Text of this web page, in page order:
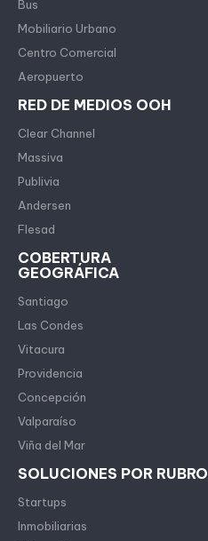
Bus
Mobiliario Urbano
Centro Comercial
Aeropuerto
RED DE MEDIOS OOH
Clear Channel
Massiva
Publivia
Andersen
Flesad
COBERTURA
GEOGRÁFICA
Santiago
Las Condes
Vitacura
Providencia
Concepción
Valparaíso
Viña del Mar
SOLUCIONES POR RUBRO
Startups
Inmobiliarias